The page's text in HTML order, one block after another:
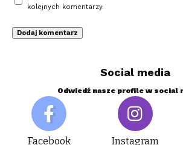
kolejnych komentarzy.
Social media
Odwiedź nasze profile w social
Facebook Instagram